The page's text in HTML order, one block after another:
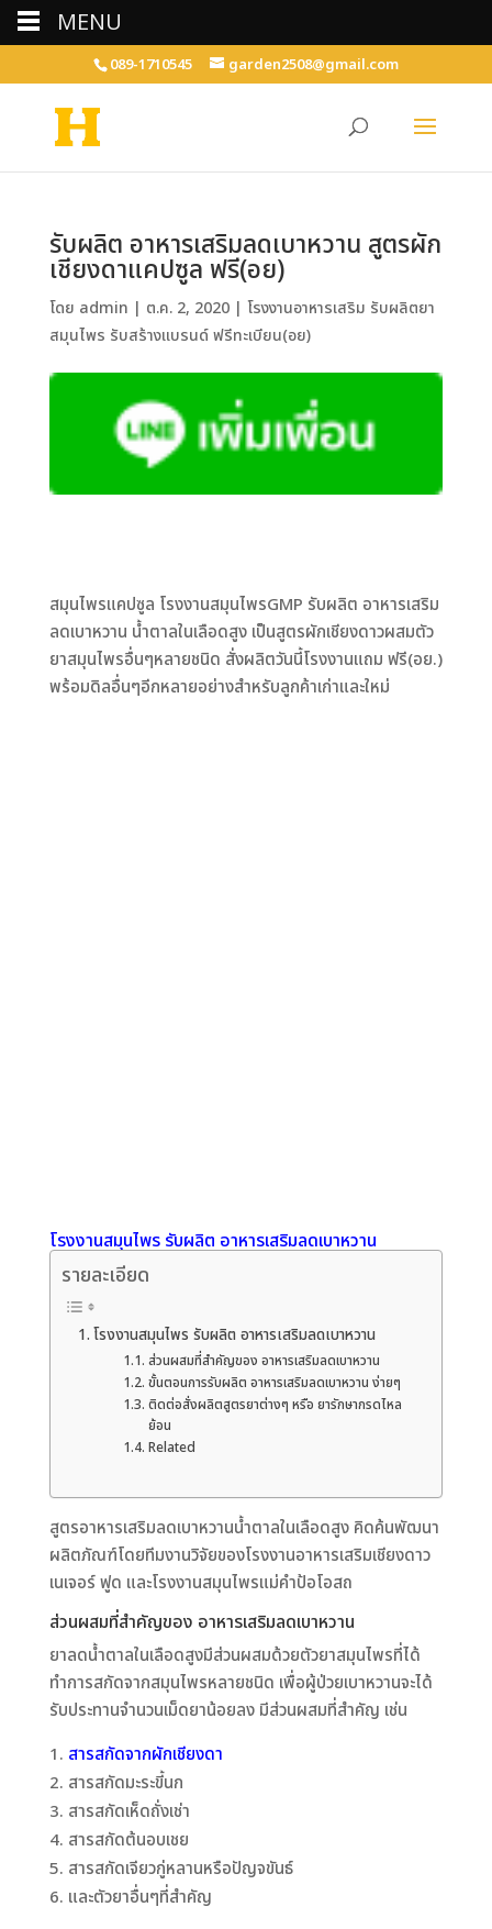
089-1710545 garden2508@gmail.com
รับผลิต อาหารเสริมลดเบาหวาน สูตรผัก
เชียงดาแคปซูล ฟรี(อย)
โดย admin | ต.ค. 2, 2020| โรงงานอาหารเสริม รับผลิตยา
สมุนไพร รับสร้างแบรนด์ ฟรีทะเบียน(อย)
สมุนไพรแคปซูล โรงงานสมุนไพรGMP รับผลิต อาหารเสริม
ลดเบาหวาน น้ำตาลในเลือดสูง เป็นสูตรผักเชียงดาวผสมตัว
ยาสมุนไพรอื่นๆหลายชนิด สั่งผลิตวันนี้โรงงานแถม ฟรี(อย.)
พร้อมดิลอื่นๆอีกหลายอย่างสำหรับลูกค้าเก่าและใหม่
โรงงานสมุนไพร รับผลิต อาหารเสริมลดเบาหวาน
รายละเอียด
โรงงานสมุนไพร รับผลิต อาหารเสริมลดเบาหวาน
ส่วนผสมที่สำคัญของ อาหารเสริมลดเบาหวาน
ขั้นตอนการรับผลิต อาหารเสริมลดเบาหวาน ง่ายๆ
ติดต่อสั่งผลิตสูตรยาต่างๆ หรือ ยารักษากรดไหล
ย้อน
Related
สูตรอาหารเสริมลดเบาหวานน้ำตาลในเลือดสูง คิดค้นพัฒนา
ผลิตภัณฑ์โดยทีมงานวิจัยของโรงงานอาหารเสริมเชียงดาว
เนเจอร์ ฟูด และโรงงานสมุนไพรแม่คำป้อโอสถ
ส่วนผสมที่สำคัญของ อาหารเสริมลดเบาหวาน
ยาลดน้ำตาลในเลือดสูงมีส่วนผสมด้วยตัวยาสมุนไพรที่ได้
ทำการสกัดจากสมุนไพรหลายชนิด เพื่อผู้ป่วยเบาหวานจะได้
รับประทานจำนวนเม็ดยาน้อยลง มีส่วนผสมที่สำคัญ เช่น
สารสกัดจากผักเชียงดา
สารสกัดมะระขี้นก
สารสกัดเห็ดถั่งเช่า
สารสกัดต้นอบเชย
สารสกัดเจียวกู่หลานหรือปัญจขันธ์
และตัวยาอื่นๆที่สำคัญ
MENU